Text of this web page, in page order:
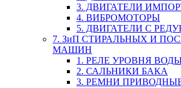
3. ДВИГАТЕЛИ
4. ВИБРОМОТОРЫ
5. ДВИГАТЕЛИ С
7. ЗиП СТИРАЛЬНЫХ И
МАШИН
1. РЕЛЕ УРОВНЯ
2. САЛЬНИКИ БАКА
3. РЕМНИ